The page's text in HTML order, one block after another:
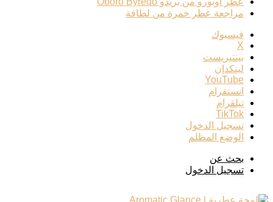
مراجعة عطر خمرة من لطافة
فيسبوك
‫X
بينتيريست
لينكدإن
‫YouTube
انستقرام
تيلقرام
‫TikTok
تسجيل الدخول
الوضع المظلم
بحث عن
تسجيل الدخول